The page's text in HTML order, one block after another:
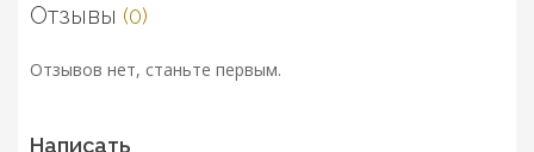
Отзывы (0)
Отзывов нет, станьте первым.
Написать